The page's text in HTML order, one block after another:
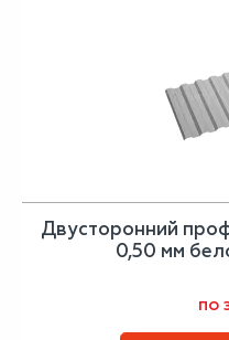
Двусторонний
0,50 мм
по